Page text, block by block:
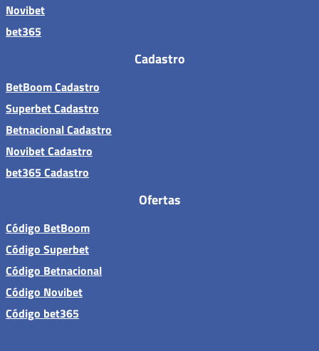
Novibet
bet365
Cadastro
BetBoom Cadastro
Superbet Cadastro
Betnacional Cadastro
Novibet Cadastro
bet365 Cadastro
Ofertas
Código BetBoom
Código Superbet
Código Betnacional
Código Novibet
Código bet365